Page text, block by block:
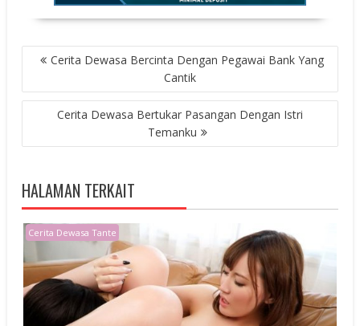
POST
NAVIGATION
Cerita Dewasa Bercinta Dengan Pegawai Bank Yang
Cantik
Cerita Dewasa Bertukar Pasangan Dengan Istri
Temanku
HALAMAN TERKAIT
Cerita Dewasa Tante